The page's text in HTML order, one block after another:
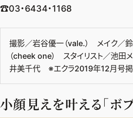
☎03・6434・1168
撮影／岩谷優一（vale.） メイク／
（cheek one） スタイリスト／池田
井美千代 ※エクラ2019年12月号
小顔見えを叶える「ボブ